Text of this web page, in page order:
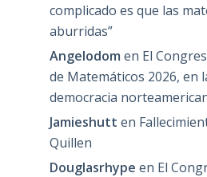
complicado es que las
aburridas”
Angelodom en El
de Matemáticos 2026, en
democracia
Jamieshutt en
Quillen
Douglasrhype en El